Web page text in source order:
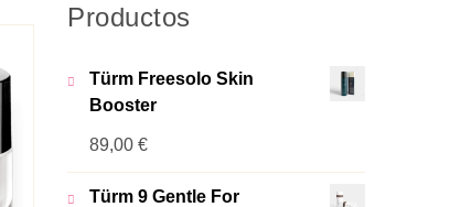
Productos
Türm Freesolo Skin
Booster
89,00 €
Türm 9 Gentle For